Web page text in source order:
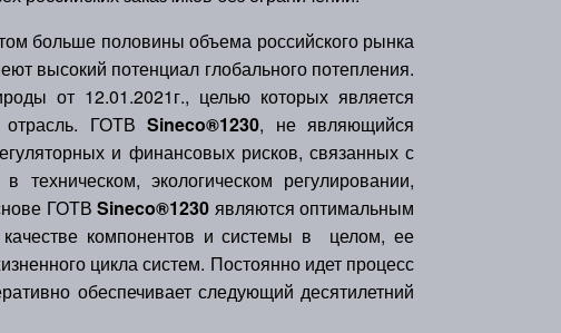
больше половины объема российского рынка
высокий потенциал глобального потепления.
от 12.01.2021г., целью которых является
отрасль. ГОТВSineco®1230, не являющийся
и финансовых рисков, связанных с
экологическом регулировании,
ГОТВSineco®1230 являются оптимальным
компонентов и системы в целом, ее
цикла систем. Постоянно идет процесс
обеспечивает следующий десятилетний